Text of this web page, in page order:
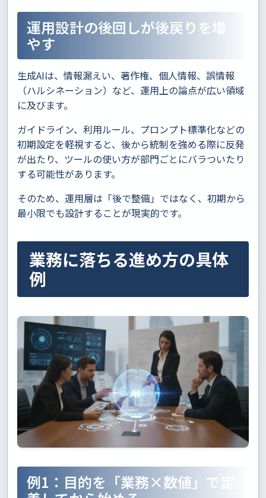
運用設計の後回しが後戻りを増
やす
生成AIは、情報漏えい、著作権、個人情報、誤情報
（ハルシネーション）など、運用上の論点が広い領域
に及びます。
ガイドライン、利用ルール、プロンプト標準化などの
初期設定を軽視すると、後から統制を強める際に反発
が出たり、ツールの使い方が部門ごとにバラついたり
する可能性があります。
そのため、運用層は「後で整備」ではなく、初期から
最小限でも設計することが現実的です。
業務に落ちる進め方の具体
例
例1：目的を「業務×数値」で定